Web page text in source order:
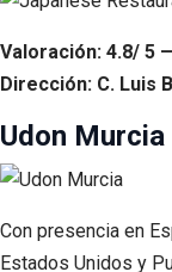
Valoración: 4.8/ 5
Dirección: C. Luis
Udon Murcia
Con presencia en
Estados Unidos y